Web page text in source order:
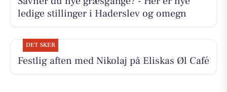
ledige stillinger i Haderslev og omegn
DET SKER
Festlig aften med Nikolaj på Eliskas Øl Café